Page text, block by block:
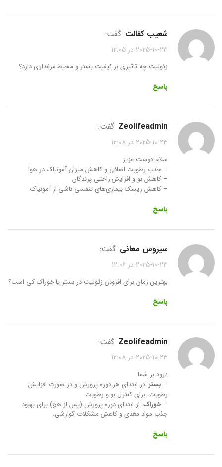
شعیب کفالت گفت:
2025-10-23 در 12:05
زئولیت چه تاثیری بر کیفیت بستر و محیط مرغداری دارد؟
پاسخ
zeolifeadmin گفت:
2025-10-23 در 12:08
سلام دوست عزیز
– جذب رطوبت اضافی و کاهش میزان آمونیاک در هوا
– کاهش بو و افزایش راحتی پرندگان
– کاهش ریسک بیماری‌های تنفسی ناشی از آمونیاک
پاسخ
سیروس معانی گفت:
2025-10-23 در 12:06
بهترین زمان برای افزودن زئولیت در بستر یا خوراک کی است؟
پاسخ
zeolifeadmin گفت:
2025-10-23 در 12:08
درود بر شما
– بستر: در ابتدای هر دوره پرورش و در صورت افزایش
رطوبت، برای کنترل بو و رطوبت.
– خوراک: از ابتدای دوره پرورش (پس از هچ) برای بهبود
جذب مواد مغذی و کاهش مشکلات گوارشی.
پاسخ